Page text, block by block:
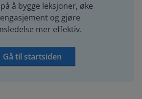
å bygge leksjoner, øke
og gjøre
mer effektiv.
Gå til startsiden